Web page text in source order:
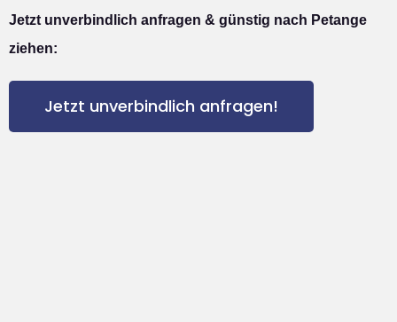
Jetzt unverbindlich anfragen & günstig nach Petange
ziehen:
Jetzt unverbindlich anfragen!